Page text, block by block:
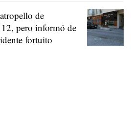
de
pero informó de
fortuito